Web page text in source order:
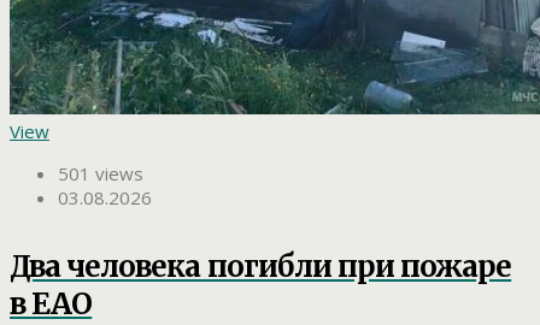
View
501 views
03.08.2026
Два человека погибли при пожаре
в ЕАО